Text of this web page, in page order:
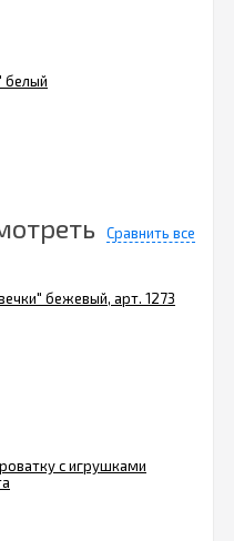
белый
Сравнить все
бежевый, арт. 1273
с игрушками